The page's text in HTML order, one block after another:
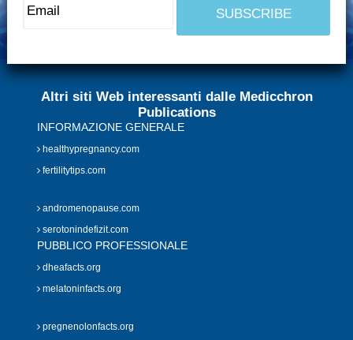
Altri siti Web interessanti dalle Medicchron
Publications
INFORMAZIONE GENERALE
healthypregnancy.com
fertilitytips.com
andromenopause.com
serotonindefizit.com
PUBBLICO PROFESSIONALE
dheafacts.org
melatoninfacts.org
pregnenolonfacts.org